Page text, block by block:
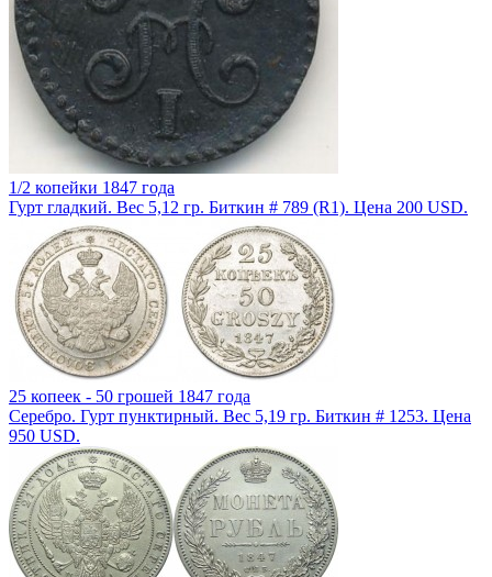
1/2 копейки 1847 года
Гурт гладкий. Вес 5,12 гр. Биткин # 789 (R1). Цена 200 USD.
25 копеек - 50 грошей 1847 года
Серебро. Гурт пунктирный. Вес 5,19 гр. Биткин # 1253. Цена
950 USD.